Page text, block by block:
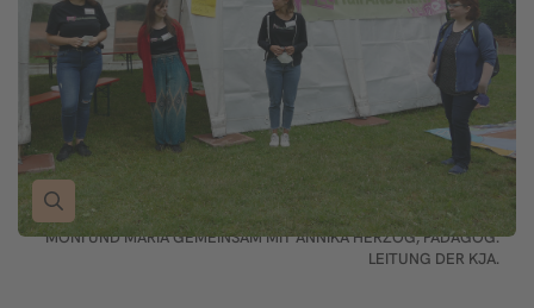
© © BURKARD VOGT (POW) | DIE TEAMERINNEN (V.L.) EMMA,
MONI UND MARIA GEMEINSAM MIT ANNIKA HERZOG, PÄDAGOG.
LEITUNG DER KJA.